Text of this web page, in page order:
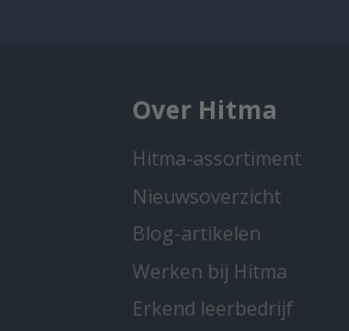
Over Hitma
Hitma-assortiment
Nieuwsoverzicht
Blog-artikelen
Werken bij Hitma
Erkend leerbedrijf